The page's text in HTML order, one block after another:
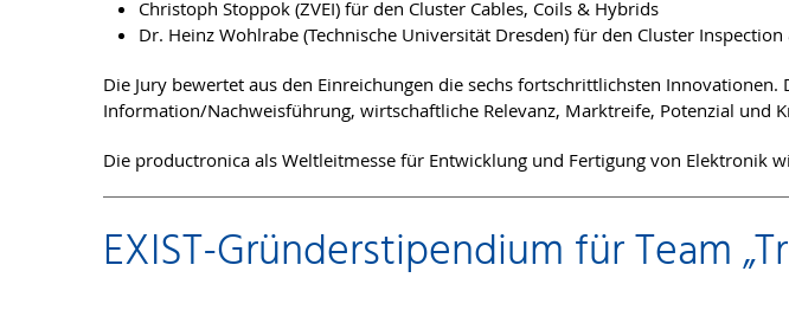
Christoph Stoppok (ZVEI) für den Cluster Cables, Coils & Hybrids
Dr. Heinz Wohlrabe (Technische Universität Dresden) für den Cluster
Die Jury bewertet aus den Einreichungen die sechs fortschrittlichsten
Information/Nachweisführung, wirtschaftliche Relevanz, Marktreife, Potenzial und
Die productronica als Weltleitmesse für Entwicklung und Fertigung von Elektronik
EXIST-Gründerstipendium für Team